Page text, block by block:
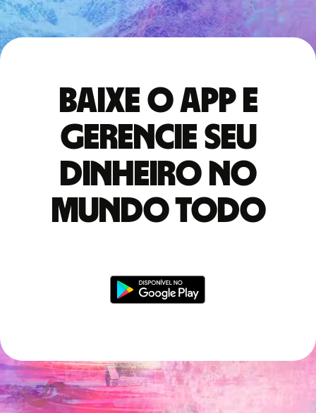
Baixe o app e
gerencie seu
dinheiro no
mundo todo